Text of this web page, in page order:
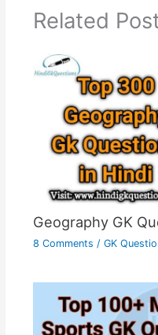
Related
Geography GK
8 Comments / GK